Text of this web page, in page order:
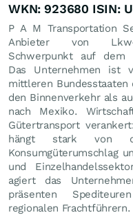
WKN: 923680 ISIN:
P A M Transportation
Anbieter von Lkw-
Schwerpunkt auf dem
Das Unternehmen ist
mittleren
den Binnenverkehr als
nach Mexiko.
Gütertransport
hängt stark von
Konsumgüterumschlag
und
agiert das
präsenten
regionalen Frachtführern.